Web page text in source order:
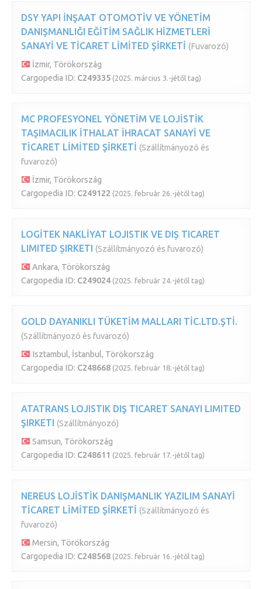
DSY YAPI İNŞAAT OTOMOTİV VE YÖNETİM
DANIŞMANLIĞI EĞİTİM SAĞLIK HİZMETLERİ
SANAYİ VE TİCARET LİMİTED ŞİRKETİ (Fuvarozó)
İzmir, Törökország
Cargopedia ID: C249335 (2025. március 3.-jétől tag)
MC PROFESYONEL YÖNETİM VE LOJİSTİK
TAŞIMACILIK İTHALAT İHRACAT SANAYİ VE
TİCARET LİMİTED ŞİRKETİ (Szállítmányozó és
fuvarozó)
İzmir, Törökország
Cargopedia ID: C249122 (2025. február 26.-jétől tag)
LOGİTEK NAKLİYAT LOJISTIK VE DIȘ TICARET
LIMITED ȘIRKETI (Szállítmányozó és fuvarozó)
Ankara, Törökország
Cargopedia ID: C249024 (2025. február 24.-jétől tag)
GOLD DAYANIKLI TÜKETİM MALLARI TİC.LTD.ŞTİ.
(Szállítmányozó és fuvarozó)
Isztambul, İstanbul, Törökország
Cargopedia ID: C248668 (2025. február 18.-jétől tag)
ATATRANS LOJISTIK DIŞ TICARET SANAYI LIMITED
ŞIRKETI (Szállítmányozó)
Samsun, Törökország
Cargopedia ID: C248611 (2025. február 17.-jétől tag)
NEREUS LOJİSTİK DANIŞMANLIK YAZILIM SANAYİ
TİCARET LİMİTED ŞİRKETİ (Szállítmányozó és
fuvarozó)
Mersin, Törökország
Cargopedia ID: C248568 (2025. február 16.-jétől tag)